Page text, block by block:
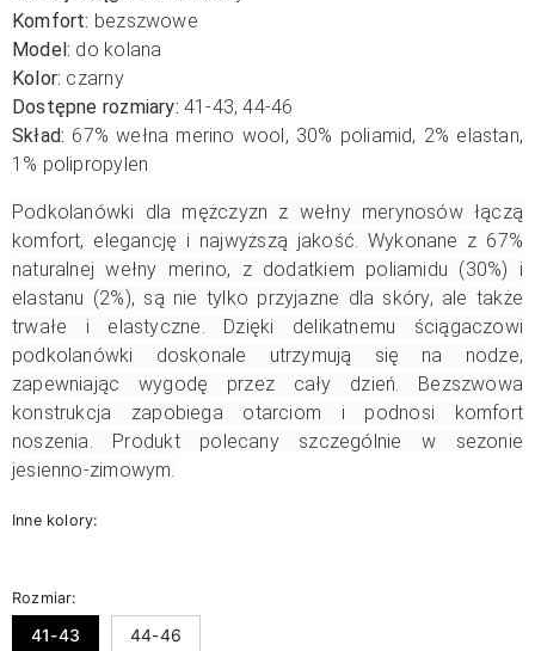
Komfort: bezszwowe
Model: do kolana
Kolor: czarny
Dostępne rozmiary: 41-43, 44-46
Skład: 67% wełna merino wool, 30% poliamid, 2% elastan,
1% polipropylen
Podkolanówki dla mężczyzn z wełny merynosów łączą
komfort, elegancję i najwyższą jakość. Wykonane z 67%
naturalnej wełny merino, z dodatkiem poliamidu (30%) i
elastanu (2%), są nie tylko przyjazne dla skóry, ale także
trwałe i elastyczne. Dzięki delikatnemu ściągaczowi
podkolanówki doskonale utrzymują się na nodze,
zapewniając wygodę przez cały dzień. Bezszwowa
konstrukcja zapobiega otarciom i podnosi komfort
noszenia. Produkt polecany szczególnie w sezonie
jesienno-zimowym.
Inne kolory:
Rozmiar:
41-43 44-46